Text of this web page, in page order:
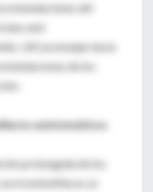
del
and
UK) aconsejan dosis
de los
asintomáticos
prolongada de los
trombofilia no se